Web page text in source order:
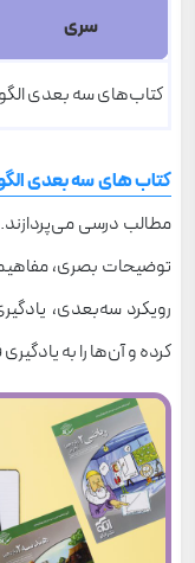
سری
کتاب‌های سه بعدی الگو
کتاب های سه بعدی
مطالب درسی می‌پردازند.
توضیحات بصری،
رویکرد سه‌بعدی،
کرده و آن‌ها را به